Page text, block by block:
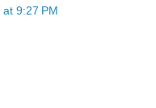
9:27 PM